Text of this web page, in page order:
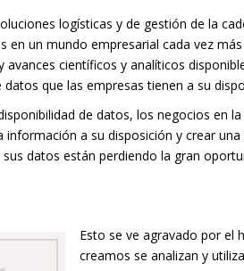
logísticas y de gestión de la
en un mundo empresarial cada vez
avances científicos y analíticos
que las empresas tienen a su
de datos, los negocios en
a su disposición y crear
datos están perdiendo la gran
Esto se ve agravado por el
creamos se analizan y